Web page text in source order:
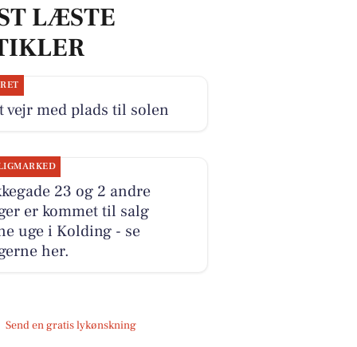
LÆSTE
vejr med plads til solen
23 og 2 andre
er kommet til salg
uge i Kolding - se
her.
Send en gratis lykønskning